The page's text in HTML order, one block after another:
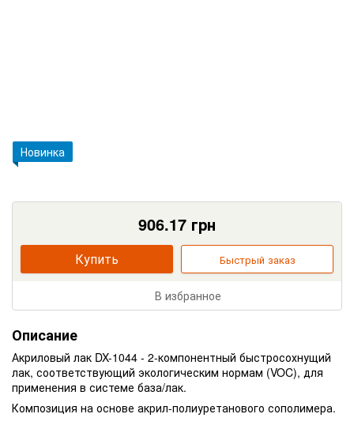
Новинка
906.17 грн
Купить Быстрый заказ
В избранное
Описание
Акриловый лак DX-1044 - 2-компонентный быстросохнущий
лак, соответствующий экологическим нормам (VOC), для
применения в системе база/лак.
Композиция на основе акрил-полиуретанового сополимера.